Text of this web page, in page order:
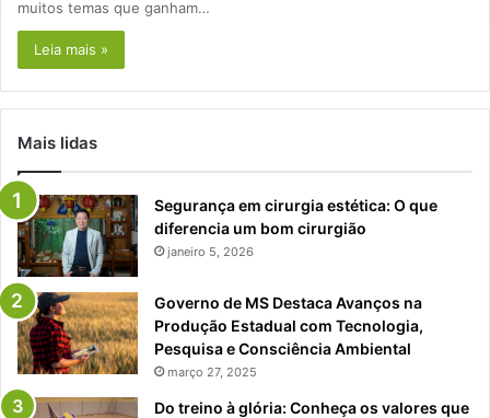
muitos temas que ganham…
Leia mais »
Mais lidas
Segurança em cirurgia estética: O que
diferencia um bom cirurgião
janeiro 5, 2026
Governo de MS Destaca Avanços na
Produção Estadual com Tecnologia,
Pesquisa e Consciência Ambiental
março 27, 2025
Do treino à glória: Conheça os valores que